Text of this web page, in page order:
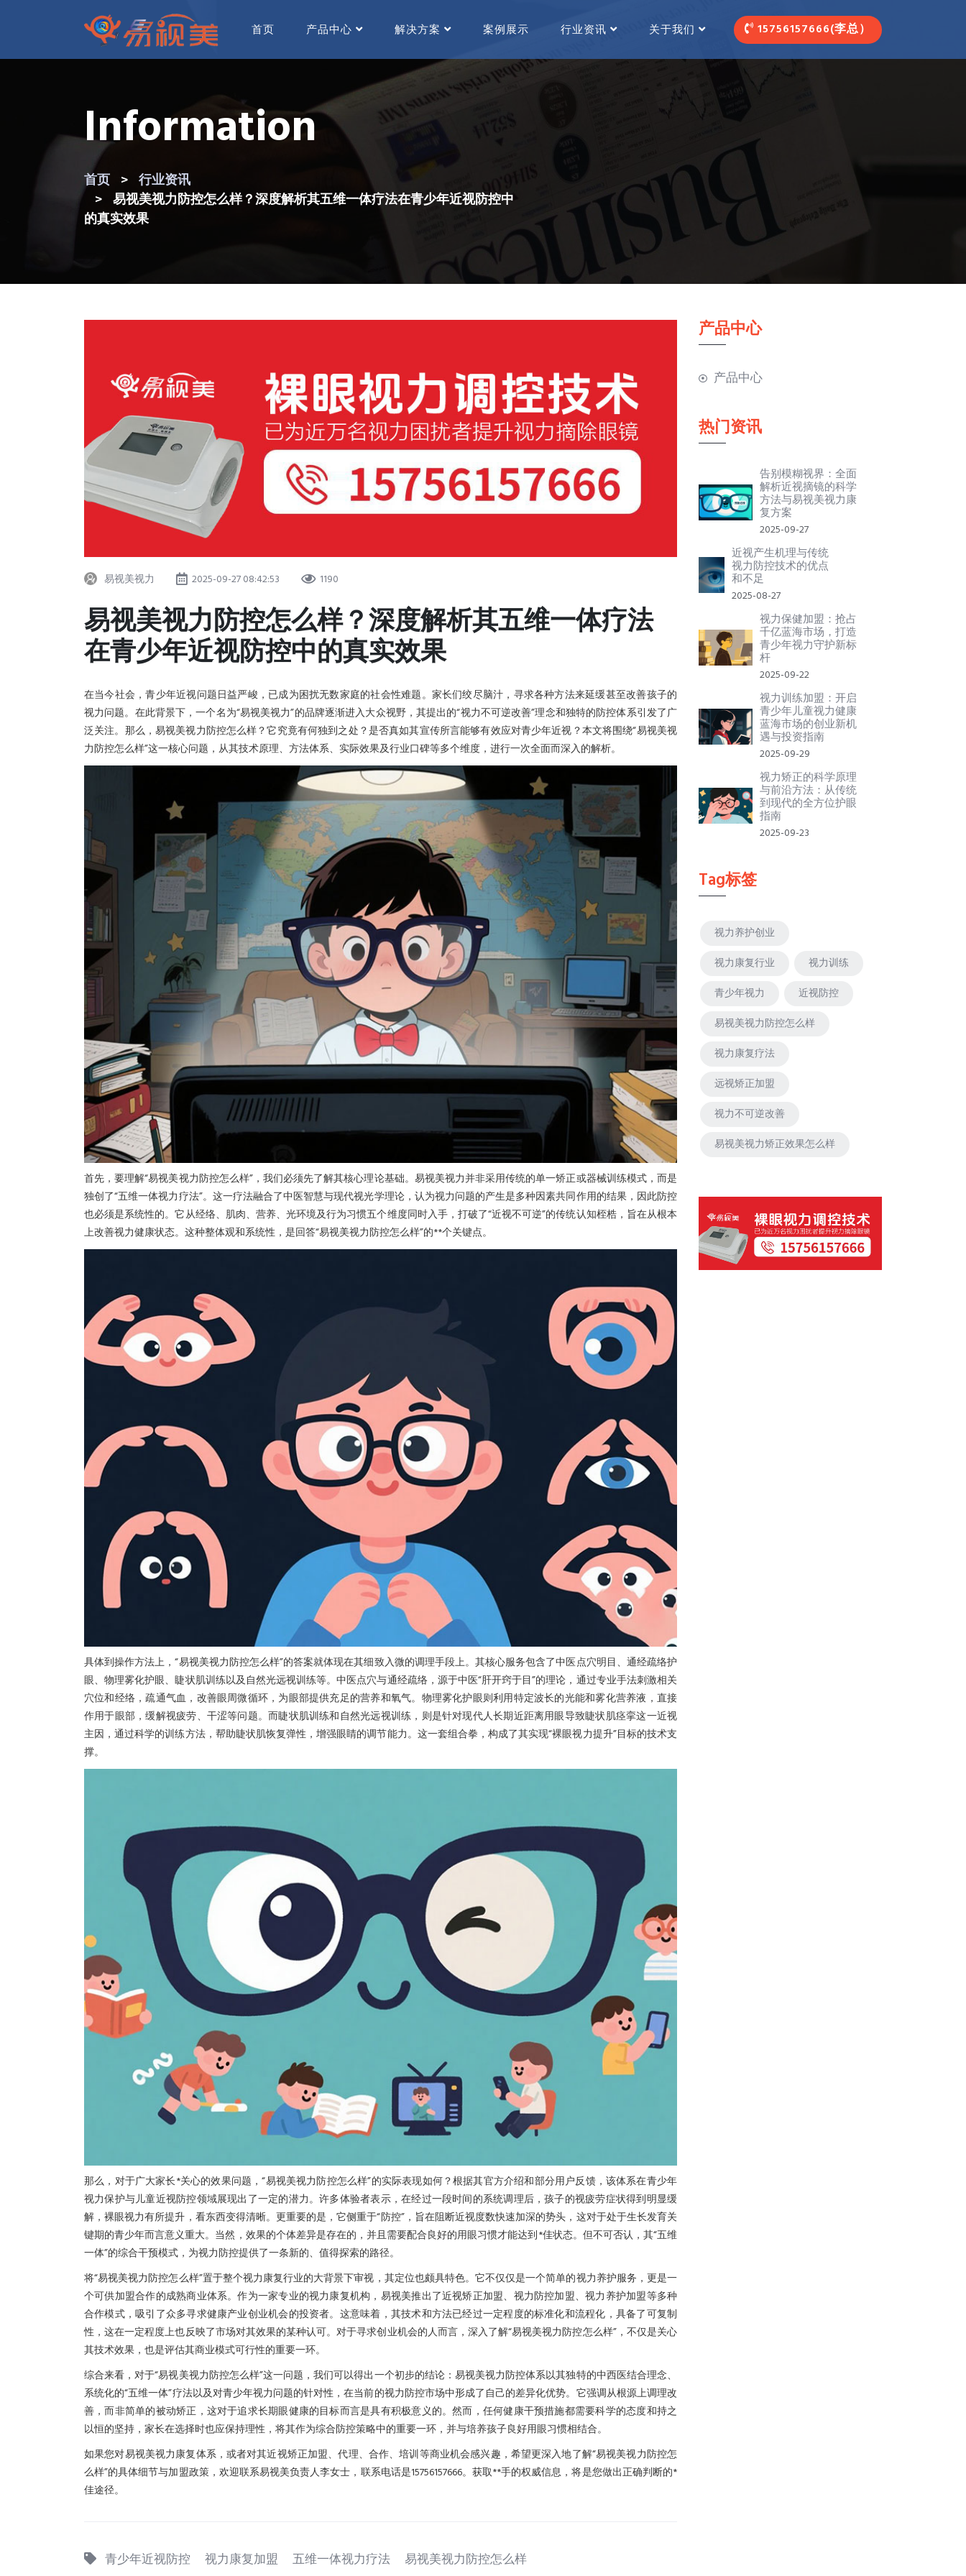
首页 产品中心 解决方案 案例展示 行业资讯 关于我们 15756157666(李总）
Information
首页
行业资讯
易视美视力防控怎么样？深度解析其五维一体疗法在青少年近视防控中
的真实效果
易视美视力 2025-09-27 08:42:53 1190
易视美视力防控怎么样？深度解析其五维一体疗法
在青少年近视防控中的真实效果
在当今社会，青少年近视问题日益严峻，已成为困扰无数家庭的社会性难题。家长们绞尽脑汁，寻求各种方法来延缓甚至改善孩子的
视力问题。在此背景下，一个名为“易视美视力”的品牌逐渐进入大众视野，其提出的“视力不可逆改善”理念和独特的防控体系引发了广
泛关注。那么，易视美视力防控怎么样？它究竟有何独到之处？是否真如其宣传所言能够有效应对青少年近视？本文将围绕“易视美视
力防控怎么样”这一核心问题，从其技术原理、方法体系、实际效果及行业口碑等多个维度，进行一次全面而深入的解析。
首先，要理解“易视美视力防控怎么样”，我们必须先了解其核心理论基础。易视美视力并非采用传统的单一矫正或器械训练模式，而是
独创了“五维一体视力疗法”。这一疗法融合了中医智慧与现代视光学理论，认为视力问题的产生是多种因素共同作用的结果，因此防控
也必须是系统性的。它从经络、肌肉、营养、光环境及行为习惯五个维度同时入手，打破了“近视不可逆”的传统认知桎梏，旨在从根本
上改善视力健康状态。这种整体观和系统性，是回答“易视美视力防控怎么样”的**个关键点。
具体到操作方法上，“易视美视力防控怎么样”的答案就体现在其细致入微的调理手段上。其核心服务包含了中医点穴明目、通经疏络护
眼、物理雾化护眼、睫状肌训练以及自然光远视训练等。中医点穴与通经疏络，源于中医“肝开窍于目”的理论，通过专业手法刺激相关
穴位和经络，疏通气血，改善眼周微循环，为眼部提供充足的营养和氧气。物理雾化护眼则利用特定波长的光能和雾化营养液，直接
作用于眼部，缓解视疲劳、干涩等问题。而睫状肌训练和自然光远视训练，则是针对现代人长期近距离用眼导致睫状肌痉挛这一近视
主因，通过科学的训练方法，帮助睫状肌恢复弹性，增强眼睛的调节能力。这一套组合拳，构成了其实现“裸眼视力提升”目标的技术支
撑。
那么，对于广大家长*关心的效果问题，“易视美视力防控怎么样”的实际表现如何？根据其官方介绍和部分用户反馈，该体系在青少年
视力保护与儿童近视防控领域展现出了一定的潜力。许多体验者表示，在经过一段时间的系统调理后，孩子的视疲劳症状得到明显缓
解，裸眼视力有所提升，看东西变得清晰。更重要的是，它侧重于“防控”，旨在阻断近视度数快速加深的势头，这对于处于生长发育关
键期的青少年而言意义重大。当然，效果的个体差异是存在的，并且需要配合良好的用眼习惯才能达到*佳状态。但不可否认，其“五维
一体”的综合干预模式，为视力防控提供了一条新的、值得探索的路径。
将“易视美视力防控怎么样”置于整个视力康复行业的大背景下审视，其定位也颇具特色。它不仅仅是一个简单的视力养护服务，更是一
个可供加盟合作的成熟商业体系。作为一家专业的视力康复机构，易视美推出了近视矫正加盟、视力防控加盟、视力养护加盟等多种
合作模式，吸引了众多寻求健康产业创业机会的投资者。这意味着，其技术和方法已经过一定程度的标准化和流程化，具备了可复制
性，这在一定程度上也反映了市场对其效果的某种认可。对于寻求创业机会的人而言，深入了解“易视美视力防控怎么样”，不仅是关心
其技术效果，也是评估其商业模式可行性的重要一环。
综合来看，对于“易视美视力防控怎么样”这一问题，我们可以得出一个初步的结论：易视美视力防控体系以其独特的中西医结合理念、
系统化的“五维一体”疗法以及对青少年视力问题的针对性，在当前的视力防控市场中形成了自己的差异化优势。它强调从根源上调理改
善，而非简单的被动矫正，这对于追求长期眼健康的目标而言是具有积极意义的。然而，任何健康干预措施都需要科学的态度和持之
以恒的坚持，家长在选择时也应保持理性，将其作为综合防控策略中的重要一环，并与培养孩子良好用眼习惯相结合。
如果您对易视美视力康复体系，或者对其近视矫正加盟、代理、合作、培训等商业机会感兴趣，希望更深入地了解“易视美视力防控怎
么样”的具体细节与加盟政策，欢迎联系易视美负责人李女士，联系电话是15756157666。获取**手的权威信息，将是您做出正确判断的*
佳途径。
青少年近视防控 视力康复加盟 五维一体视力疗法 易视美视力防控怎么样
产品中心
产品中心
热门资讯
告别模糊视界：全面
解析近视摘镜的科学
方法与易视美视力康
复方案
2025-09-27
近视产生机理与传统
视力防控技术的优点
和不足
2025-08-27
视力保健加盟：抢占
千亿蓝海市场，打造
青少年视力守护新标
杆
2025-09-22
视力训练加盟：开启
青少年儿童视力健康
蓝海市场的创业新机
遇与投资指南
2025-09-29
视力矫正的科学原理
与前沿方法：从传统
到现代的全方位护眼
指南
2025-09-23
Tag标签
视力养护创业
视力康复行业
视力训练
青少年视力
近视防控
易视美视力防控怎么样
视力康复疗法
远视矫正加盟
视力不可逆改善
易视美视力矫正效果怎么样